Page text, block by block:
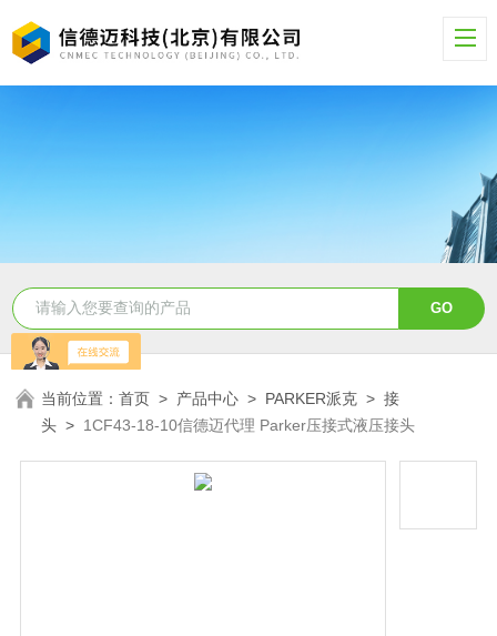
当前位置：首页 > 产品中心 > PARKER派克 >接
头 > 1CF43-18-10信德迈代理 Parker压接式液压接头